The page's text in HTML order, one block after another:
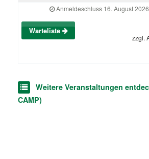
Anmeldeschluss 16. August
Warteliste
zzgl.
Weitere Veranstaltungen
CAMP)